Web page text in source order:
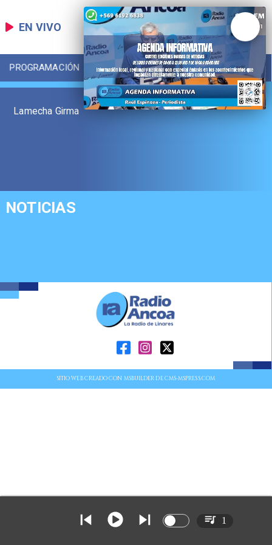
EN VIVO
PROGRAMACIÓN LOCAL DEPORTES
Lamecha Girma
NOTICIAS
SITIO WEB CREADO CON MSBUILDER DE CMS-MSPRESS.COM
1